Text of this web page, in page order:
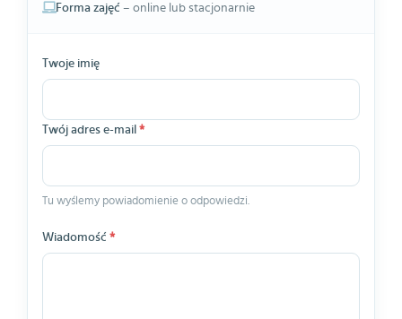
Forma zajęć – online lub stacjonarnie
Twoje imię
Twój adres e-mail *
Tu wyślemy powiadomienie o odpowiedzi.
Wiadomość *